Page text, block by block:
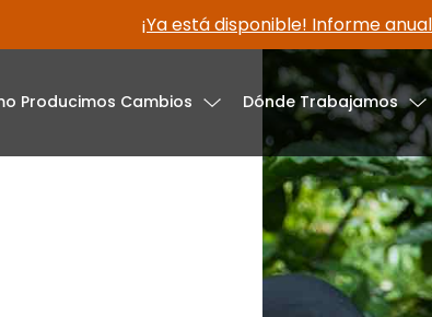
¡Ya está disponible! Informe
Producimos Cambios Dónde Trabajamos